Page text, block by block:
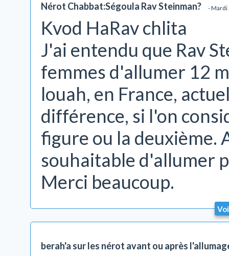
Nérot Chabbat:Ségoula Rav Steinman? - Mardi
Kvod HaRav chlita
J'ai entendu que Rav
femmes d'allumer 12
louah, en France,
différence, si l'on
figure ou la deuxième.
souhaitable d'allumer
Merci beaucoup.
berah'a sur les nérot avant ou après